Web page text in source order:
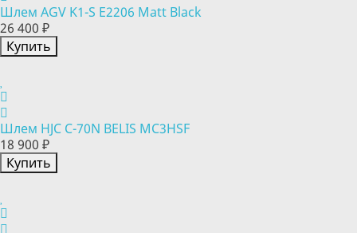
Шлем AGV K1-S E2206 Matt Black
26 400 ₽
Купить
Шлем HJC C-70N BELIS MC3HSF
18 900 ₽
Купить